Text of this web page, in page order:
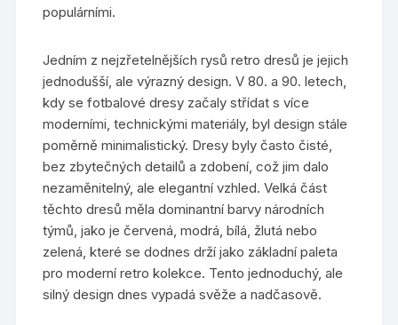
populárními.
Jedním z nejzřetelnějších rysů retro dresů je jejich
jednodušší, ale výrazný design. V 80. a 90. letech,
kdy se fotbalové dresy začaly střídat s více
moderními, technickými materiály, byl design stále
poměrně minimalistický. Dresy byly často čisté,
bez zbytečných detailů a zdobení, což jim dalo
nezaměnitelný, ale elegantní vzhled. Velká část
těchto dresů měla dominantní barvy národních
týmů, jako je červená, modrá, bílá, žlutá nebo
zelená, které se dodnes drží jako základní paleta
pro moderní retro kolekce. Tento jednoduchý, ale
silný design dnes vypadá svěže a nadčasově.